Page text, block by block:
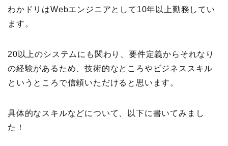
わかドリはWebエンジニアとして10年以上勤務してい
ます。
20以上のシステムにも関わり、要件定義からそれなり
の経験があるため、技術的なところやビジネススキル
というところで信頼いただけると思います。
具体的なスキルなどについて、以下に書いてみまし
た！